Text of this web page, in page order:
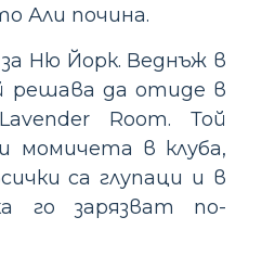
Али почина.
Ню Йорк. Веднъж в
решава да отиде в
Room. Той
момичета в клуба,
са глупаци и в
го зарязват по-